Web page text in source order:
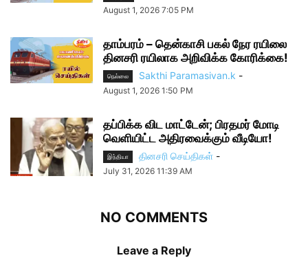
August 1, 2026 7:05 PM
தாம்பரம் – தென்காசி பகல் நேர ரயிலை
தினசரி ரயிலாக அறிவிக்க கோரிக்கை!
நெல்லை Sakthi Paramasivan.k -
August 1, 2026 1:50 PM
தப்பிக்க விட மாட்டேன்; பிரதமர் மோடி
வெளியிட்ட அதிரவைக்கும் வீடியோ!
இந்தியா தினசரி செய்திகள் -
July 31, 2026 11:39 AM
NO COMMENTS
Leave a Reply